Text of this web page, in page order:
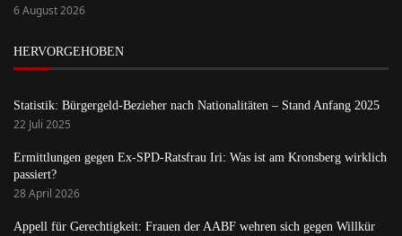
6 August 2026
HERVORGEHOBEN
Statistik: Bürgergeld-Bezieher nach Nationalitäten – Stand Anfang 2025
22 Juli 2025
Ermittlungen gegen Ex-SPD-Ratsfrau Iri: Was ist am Kronsberg wirklich
passiert?
28 April 2026
Appell für Gerechtigkeit: Frauen der AABF wehren sich gegen Willkür